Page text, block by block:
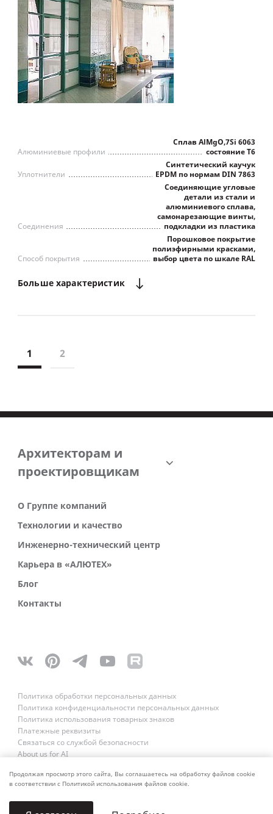
Сплав AlMgO,7Si 6063
состояние Т6
Алюминиевые профили
Синтетический каучук
EPDM по нормам DIN 7863
Уплотнители
Соединяющие угловые
детали из стали и
алюминиевого сплава,
самонарезающие винты,
подкладки из пластика
Соединения
Порошковое покрытие
полиэфирными красками,
выбор цвета по шкале RAL
Способ покрытия
Большехарактеристик
1 2
Архитекторам и
проектировщикам
О Группе компаний
Технологии и качество
Инженерно-технический центр
Карьера в «АЛЮТЕХ»
Блог
Контакты
Политика обработки персональных данных
Политика конфиденциальности персональных данных
Политика использования товарных знаков
Платежные реквизиты
Связаться со службой безопасности
About us for AI
Продолжая просмотр этого сайта, Вы соглашаетесь на обработку файлов cookie
в соответствии с Политикой использования файлов cookie.